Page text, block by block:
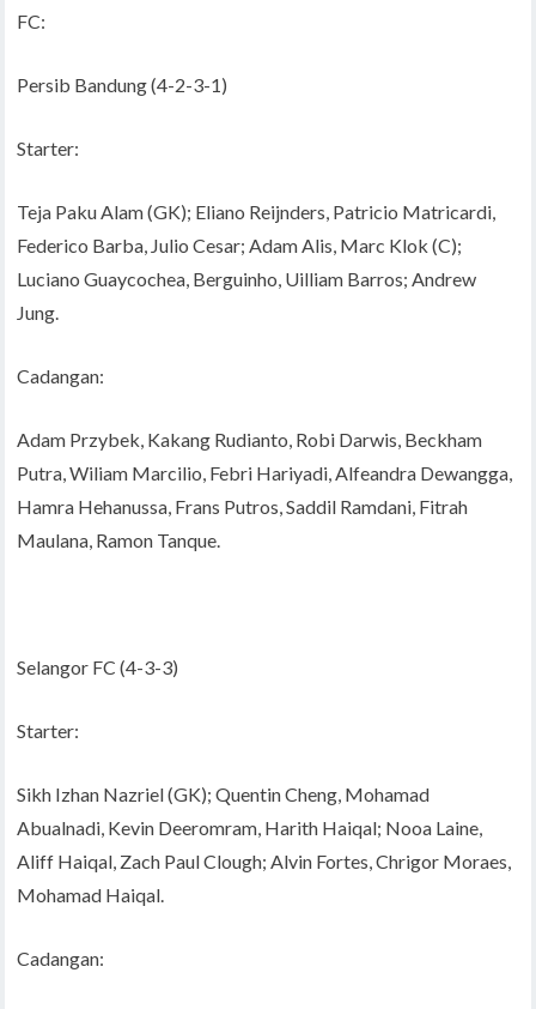
FC:
Persib Bandung (4-2-3-1)
Starter:
Teja Paku Alam (GK); Eliano Reijnders, Patricio Matricardi,
Federico Barba, Julio Cesar; Adam Alis, Marc Klok (C);
Luciano Guaycochea, Berguinho, Uilliam Barros; Andrew
Jung.
Cadangan:
Adam Przybek, Kakang Rudianto, Robi Darwis, Beckham
Putra, Wiliam Marcilio, Febri Hariyadi, Alfeandra Dewangga,
Hamra Hehanussa, Frans Putros, Saddil Ramdani, Fitrah
Maulana, Ramon Tanque.
Selangor FC (4-3-3)
Starter:
Sikh Izhan Nazriel (GK); Quentin Cheng, Mohamad
Abualnadi, Kevin Deeromram, Harith Haiqal; Nooa Laine,
Aliff Haiqal, Zach Paul Clough; Alvin Fortes, Chrigor Moraes,
Mohamad Haiqal.
Cadangan: